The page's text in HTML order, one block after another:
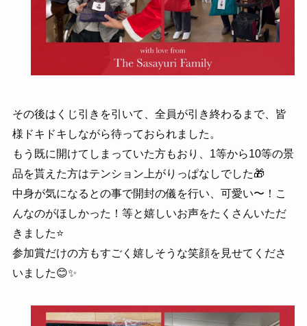
その後はくじ引きを引いて、全員が引き終わるまで、皆
様ドキドキしながら待っておられました。
もう既に開けてしまっていた方もおり、1等から10等の景
品を貰えた方はテンション上がりっぱなしでした🎁
中身が気になるとの事で開封の儀を行い、可愛い〜！こ
んなのがほしかった！等と嬉しいお声をたくさんいただ
きました⭐️
参加賞だけの方もすごく嬉しそうな笑顔を見せてくださ
いました😊✨